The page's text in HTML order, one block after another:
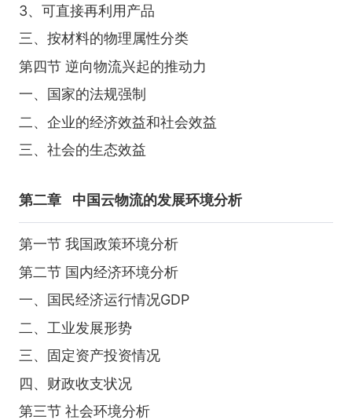
3、可直接再利用产品
三、按材料的物理属性分类
第四节 逆向物流兴起的推动力
一、国家的法规强制
二、企业的经济效益和社会效益
三、社会的生态效益
第二章 中国云物流的发展环境分析
第一节 我国政策环境分析
第二节 国内经济环境分析
一、国民经济运行情况GDP
二、工业发展形势
三、固定资产投资情况
四、财政收支状况
第三节 社会环境分析